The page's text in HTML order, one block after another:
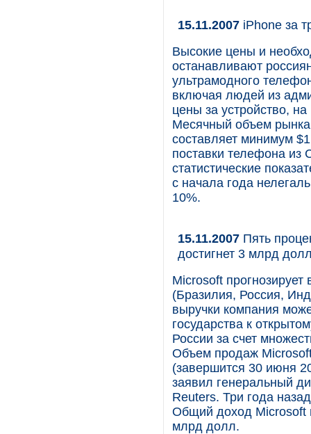
15.11.2007 iPhone за
Высокие цены и
останавливают
ультрамодного
включая людей из
цены за устройство,
Месячный объем
составляет минимум
поставки телефона
статистические
с начала года
10%.
15.11.2007 Пять
достигнет 3 млрд
Microsoft
(Бразилия, Россия,
выручки компания
государства к
России за счет
Объем продаж
(завершится 30 июня
заявил генеральный
Reuters. Три года
Общий доход Microsoft
млрд долл.